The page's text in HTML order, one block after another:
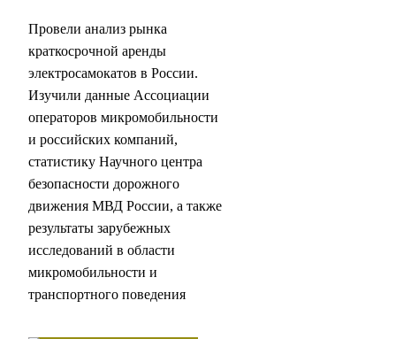
Провели анализ рынка
краткосрочной аренды
электросамокатов в России.
Изучили данные Ассоциации
операторов микромобильности
и российских компаний,
статистику Научного центра
безопасности дорожного
движения МВД России, а также
результаты зарубежных
исследований в области
микромобильности и
транспортного поведения